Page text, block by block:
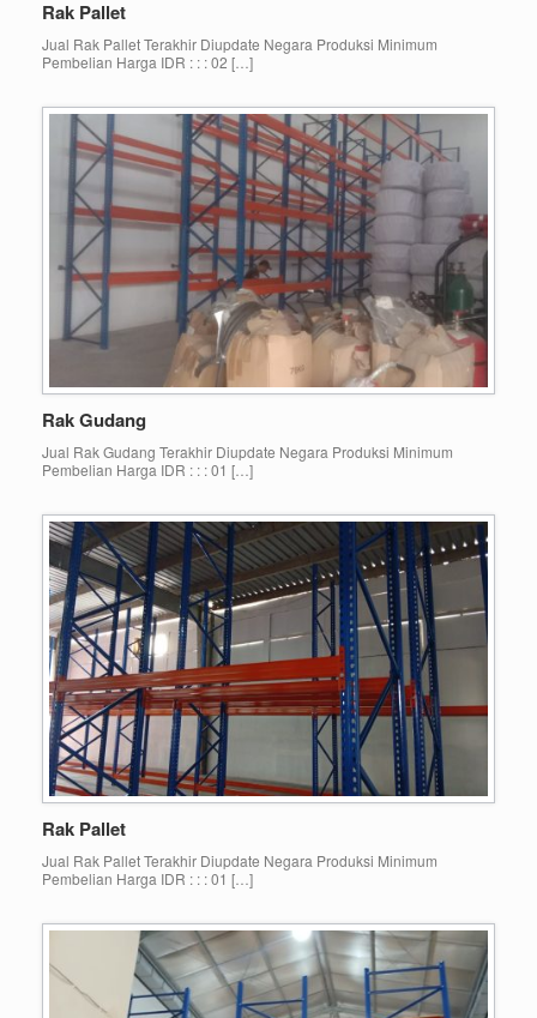
Rak Pallet
Jual Rak Pallet Terakhir Diupdate Negara Produksi Minimum
Pembelian Harga IDR : : : 02 […]
Rak Gudang
Jual Rak Gudang Terakhir Diupdate Negara Produksi Minimum
Pembelian Harga IDR : : : 01 […]
Rak Pallet
Jual Rak Pallet Terakhir Diupdate Negara Produksi Minimum
Pembelian Harga IDR : : : 01 […]